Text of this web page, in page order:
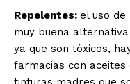
Repelentes: el uso
muy buena
ya que son tóxicos,
farmacias con